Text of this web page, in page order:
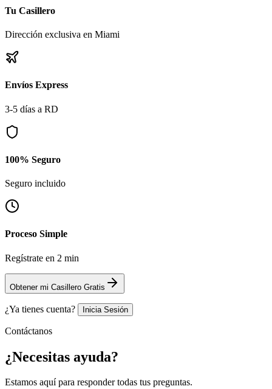
Tu Casillero
Dirección exclusiva en Miami
Envíos Express
3-5 días a RD
100% Seguro
Seguro incluido
Proceso Simple
Regístrate en 2 min
Obtener mi Casillero Gratis
¿Ya tienes cuenta? Inicia Sesión
Contáctanos
¿Necesitas ayuda?
Estamos aquí para responder todas tus preguntas.